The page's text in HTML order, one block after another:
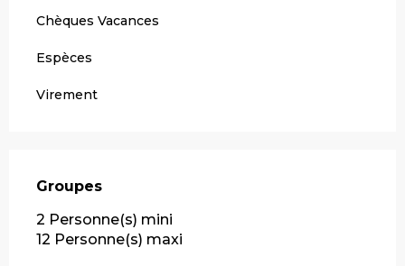
Chèques Vacances
Espèces
Virement
Groupes
Groupes
2 Personne(s) mini
12 Personne(s) maxi